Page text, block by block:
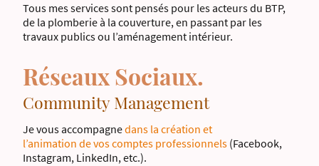
Tous mes services sont pensés pour les acteurs du BTP,
de la plomberie à la couverture, en passant par les
travaux publics ou l’aménagement intérieur.
Réseaux Sociaux.
Community Management
Je vous accompagnedans la création et
l’animation de vos comptes professionnels (Facebook,
Instagram, LinkedIn, etc.).